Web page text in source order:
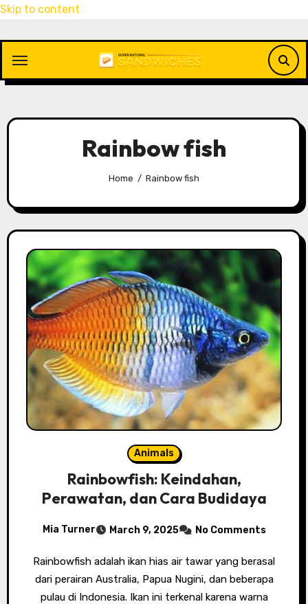
Skip to content
Rainbow fish
Home Rainbow fish
Animals
Rainbowfish: Keindahan,
Perawatan, dan Cara Budidaya
Mia Turner March 9, 2025 No Comments
Rainbowfish adalah ikan hias air tawar yang berasal
dari perairan Australia, Papua Nugini, dan beberapa
pulau di Indonesia. Ikan ini terkenal karena warna